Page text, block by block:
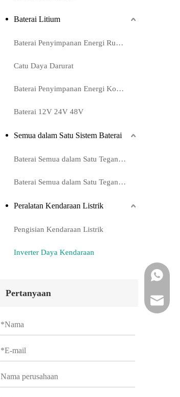
Baterai Litium
Baterai Penyimpanan Energi Rumah
Catu Daya Darurat
Baterai Penyimpanan Energi Komersial
Baterai 12V 24V 48V
Semua dalam Satu Sistem Baterai
Baterai Semua dalam Satu Tegangan Rendah
Baterai Semua dalam Satu Tegangan Tinggi
Peralatan Kendaraan Listrik
Pengisian Kendaraan Listrik
Inverter Daya Kendaraan
Pertanyaan
ada apa
E-mail